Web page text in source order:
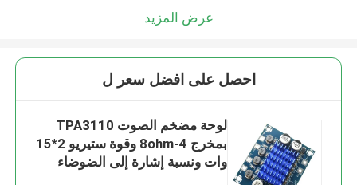
عرض المزيد
احصل على افضل سعر ل
لوحة مضخم الصوت TPA3110
بمخرج 4-8ohm وقوة ستيريو 2*15
وات ونسبة إشارة إلى الضوضاء